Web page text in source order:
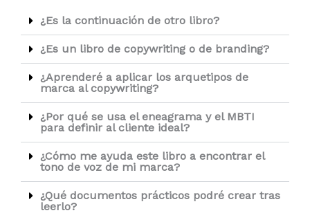
¿Es la continuación de otro libro?
¿Es un libro de copywriting o de branding?
¿Aprenderé a aplicar los arquetipos de
marca al copywriting?
¿Por qué se usa el eneagrama y el MBTI
para definir al cliente ideal?
¿Cómo me ayuda este libro a encontrar el
tono de voz de mi marca?
¿Qué documentos prácticos podré crear tras
leerlo?